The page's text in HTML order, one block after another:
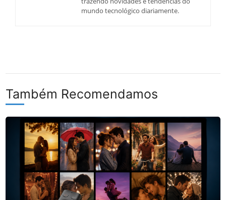
mundo tecnológico diariamente.
Também Recomendamos